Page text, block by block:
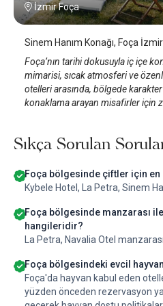
İzmir Foça
Sinem Hanım Konağı, Foça İzmir
Foça’nın tarihi dokusuyla iç içe
mimarisi, sıcak atmosferi ve
otelleri arasında, bölgede
konaklama arayan misafirler için
Sıkça Sorulan
Foça bölgesinde çiftler için
Kybele Hotel, La Petra, Sinem
Foça bölgesinde manzarası
hangileridir?
La Petra, Navalia Otel
Foça bölgesindeki evcil
Foça'da hayvan kabul eden
yüzden önceden rezervasyon